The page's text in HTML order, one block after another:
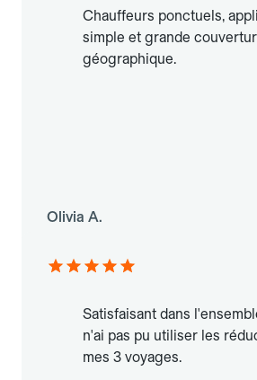
Chauffeurs ponctuels,
simple et grande
géographique.
Olivia A.
Satisfaisant dans
n'ai pas pu utiliser les
mes 3 voyages.